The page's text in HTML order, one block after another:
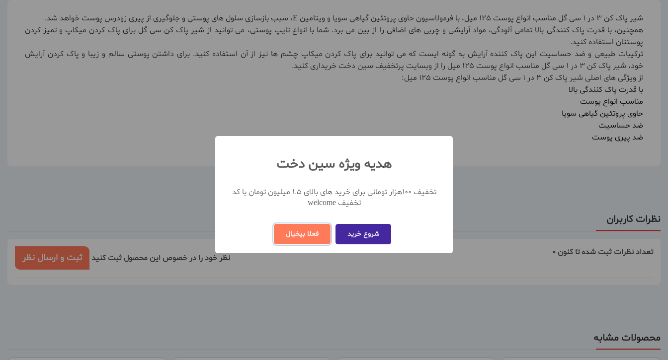
شیر پاک کن 3 در 1 سی گل مناسب انواع پوست 125 میل، با فرمولاسیون حاوی پروتئین گیاهی سویا و ویتامین E، سبب بازسازی سلول های پوستی و جلوگیری از پیری زودرس پوست خواهد شد.
همچنین، با قدرت پاک کنندگی بالا تمامی آلودگی، مواد آرایشی و چربی های اضافی را از بین می برد. شما با انواع تایپ پوستی، می توانید از شیر پاک کن سی گل برای پاک کردن میکاپ و تمیز کردن
پوستتان استفاده کنید.
ترکیبات طبیعی و ضد حساسیت این پاک کننده آرایش به گونه ایست که می توانید برای پاک کردن میکاپ چشم ها نیز از آن استفاده کنید. برای داشتن پوستی سالم و زیبا و پاک کردن آرایش
خود، شیر پاک کن 3 در 1 سی گل مناسب انواع پوست 125 میل را از وبسایت پرتخفیف سین دخت خریداری کنید.
از ویژگی های اصلی شیر پاک کن 3 در 1 سی گل مناسب انواع پوست 125 میل:
با قدرت پاک کنندگی بالا
مناسب انواع پوست
حاوی پروتئین گیاهی سویا
ضد حساسیت
ضد پیری پوست
نظرات کاربران
تعداد نظرات ثبت شده تا کنون 0
نظر خود را در خصوص این محصول ثبت کنید ثبت و ارسال نظر
محصولات مشابه
هدیه ویژه سین دخت
تخفیف 100هزار تومانی برای خرید های بالای 1.5 میلیون تومان با کد
تخفیف welcome
شروع خرید فعلا بیخیال